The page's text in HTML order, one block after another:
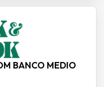
BANCO MEDIO